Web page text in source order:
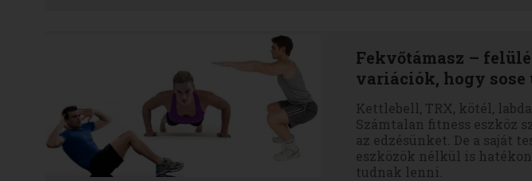
Fekvőtámasz –
variációk, hogy sose
Kettlebell, TRX, kötél,
Számtalan fitness eszköz
az edzésünket. De a saját
eszközök nélkül is
tudnak lenni.